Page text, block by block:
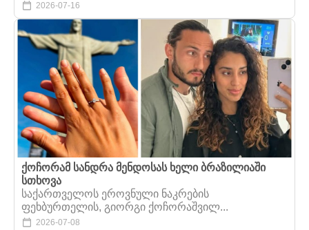
2026-07-16
ქოჩორამ სანდრა მენდოსას ხელი ბრაზილიაში
სთხოვა
საქართველოს ეროვნული ნაკრების
ფეხბურთელის, გიორგი ქოჩორაშვილ...
2026-07-08